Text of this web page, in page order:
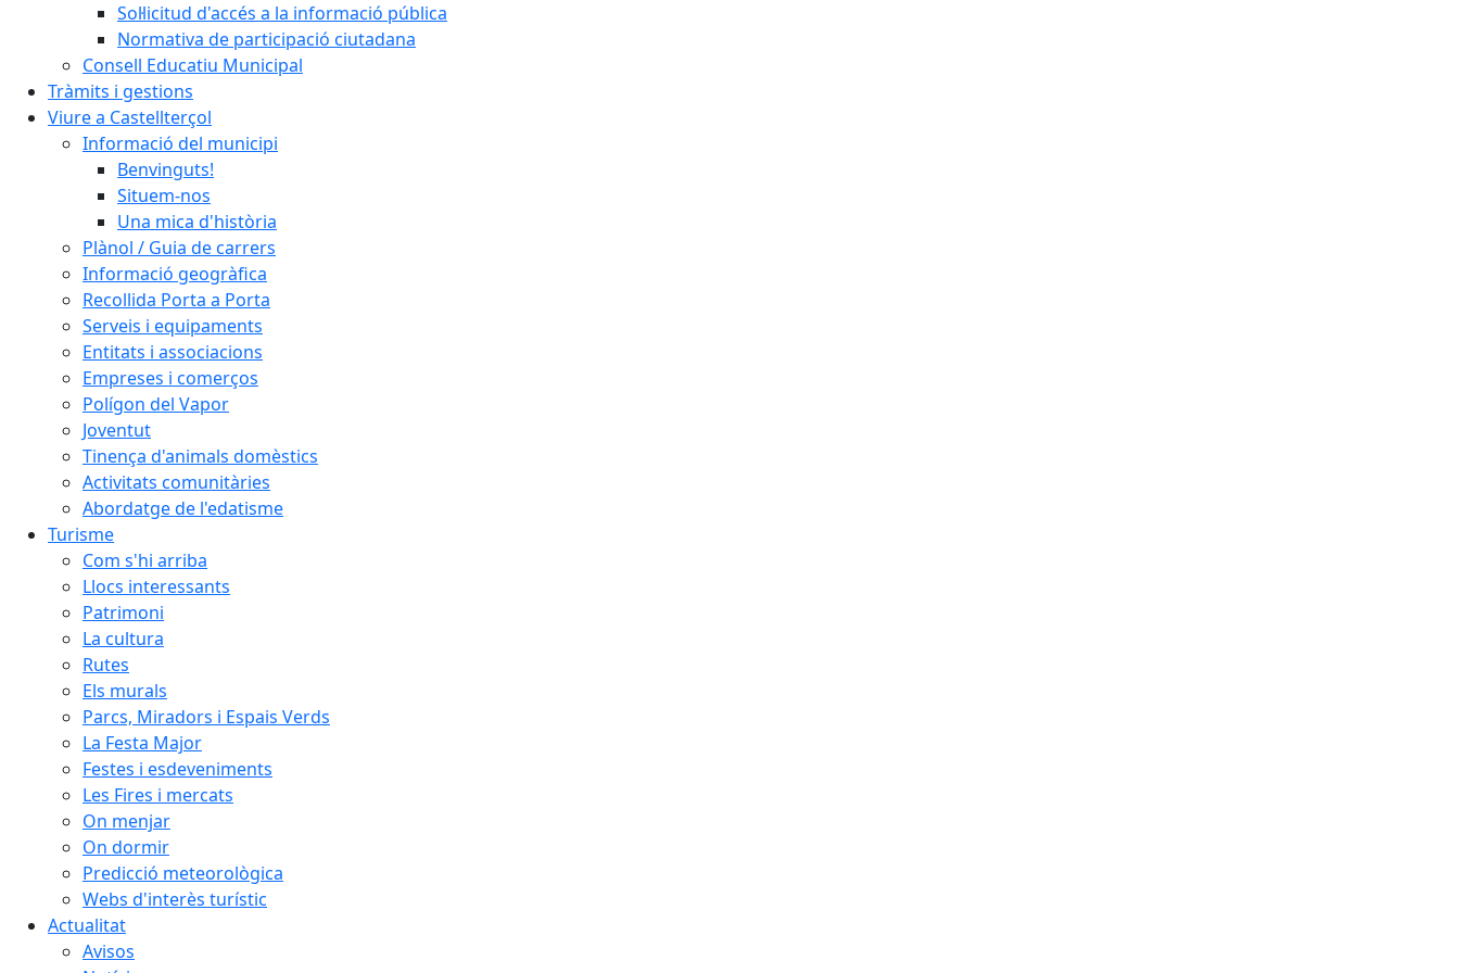
Sol·licitud d'accés a la informació pública
Normativa de participació ciutadana
Consell Educatiu Municipal
Tràmits i gestions
Viure a Castellterçol
Informació del municipi
Benvinguts!
Situem-nos
Una mica d'història
Plànol / Guia de carrers
Informació geogràfica
Recollida Porta a Porta
Serveis i equipaments
Entitats i associacions
Empreses i comerços
Polígon del Vapor
Joventut
Tinença d'animals domèstics
Activitats comunitàries
Abordatge de l'edatisme
Turisme
Com s'hi arriba
Llocs interessants
Patrimoni
La cultura
Rutes
Els murals
Parcs, Miradors i Espais Verds
La Festa Major
Festes i esdeveniments
Les Fires i mercats
On menjar
On dormir
Predicció meteorològica
Webs d'interès turístic
Actualitat
Avisos